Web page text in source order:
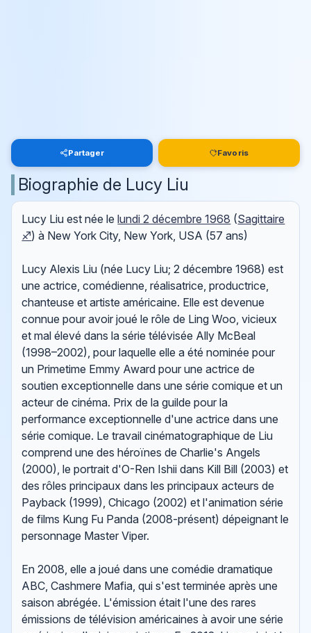
Partager Favoris
Biographie de Lucy Liu
Lucy Liu est née lelundi 2 décembre 1968 (Sagittaire
♐) à New York City, New York, USA (57 ans)
Lucy Alexis Liu (née Lucy Liu; 2 décembre 1968) est
une actrice, comédienne, réalisatrice, productrice,
chanteuse et artiste américaine. Elle est devenue
connue pour avoir joué le rôle de Ling Woo, vicieux
et mal élevé dans la série télévisée Ally McBeal
(1998–2002), pour laquelle elle a été nominée pour
un Primetime Emmy Award pour une actrice de
soutien exceptionnelle dans une série comique et un
acteur de cinéma. Prix ​​de la guilde pour la
performance exceptionnelle d'une actrice dans une
série comique. Le travail cinématographique de Liu
comprend une des héroïnes de Charlie's Angels
(2000), le portrait d'O-Ren Ishii dans Kill Bill (2003) et
des rôles principaux dans les principaux acteurs de
Payback (1999), Chicago (2002) et l'animation série
de films Kung Fu Panda (2008-présent) dépeignant le
personnage Master Viper.
En 2008, elle a joué dans une comédie dramatique
ABC, Cashmere Mafia, qui s'est terminée après une
saison abrégée. L'émission était l'une des rares
émissions de télévision américaines à avoir une série